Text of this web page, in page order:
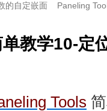
的自定嵌面
Paneling
教学10-定
Tools